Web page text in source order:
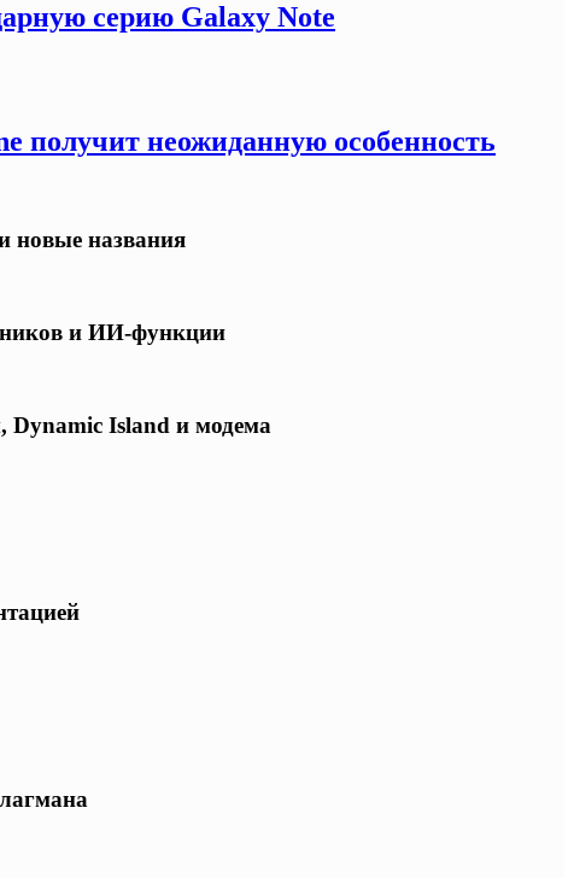
серию Galaxy Note
получит неожиданную особенность
новые названия
и ИИ-функции
Dynamic Island и модема